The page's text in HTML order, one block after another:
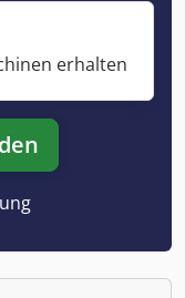
erhalten